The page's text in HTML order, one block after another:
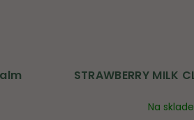
STRAWBERRY MILK
Na sklade